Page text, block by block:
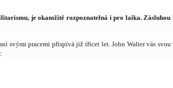
je okamžitě rozpoznatelná i pro laika.
svými pracemi přispívá již třicet let. John Walter vás